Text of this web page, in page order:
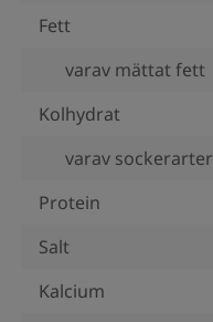
Fett
varav mättat fett
Kolhydrat
varav sockerarter
Protein
Salt
Kalcium